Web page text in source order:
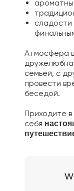
сладости
Атмосфера
семьёй, с
провести
беседой.
Приходите
себя